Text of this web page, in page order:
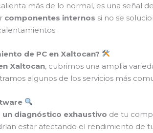
más de lo normal, es una señal
componentes internos si no se
de PC en Xaltocan?
Xaltocan, cubrimos una amplia
algunos de los servicios más
un diagnóstico exhaustivo de tu
estar afectando el rendimiento de